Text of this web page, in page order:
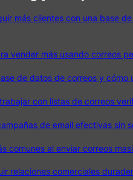
más clientes con una base
vender más usando correos
de datos de correos y cómo
con listas de correos
de email efectivas sin
comunes al enviar correos
relaciones comerciales